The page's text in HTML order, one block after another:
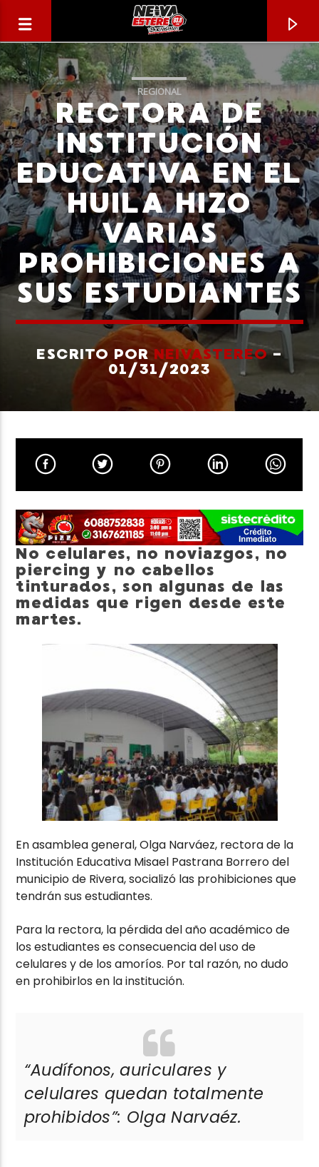
CANCIÓN ACTUAL
TÍTULO
ARTISTA
REGIONAL
RECTORA DE
INSTITUCIÓN
EDUCATIVA EN EL
HUILA HIZO
VARIAS
PROHIBICIONES A
SUS ESTUDIANTES
ESCRITO POR NEIVASTEREO-
01/31/2023
No celulares, no noviazgos, no
piercing y no cabellos
tinturados, son algunas de las
medidas que rigen desde este
martes.
En asamblea general, Olga Narváez, rectora de la
Institución Educativa Misael Pastrana Borrero del
municipio de Rivera, socializó las prohibiciones que
tendrán sus estudiantes.
Para la rectora, la pérdida del año académico de
los estudiantes es consecuencia del uso de
celulares y de los amoríos. Por tal razón, no dudo
en prohibirlos en la institución.
“Audífonos, auriculares y
celulares quedan totalmente
prohibidos”: Olga Narvaéz.